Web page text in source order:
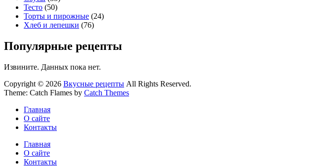
Тесто (50)
Торты и пирожные (24)
Хлеб и лепешки (76)
Популярные рецепты
Извините. Данных пока нет.
Copyright © 2026 Вкусные рецепты All Rights Reserved.
Theme: Catch Flames by Catch Themes
Главная
О сайте
Контакты
Главная
О сайте
Контакты